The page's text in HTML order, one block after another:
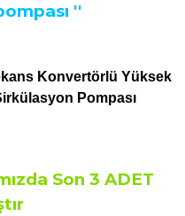
''
Konvertörlü Yüksek
Pompası
Son 3 ADET